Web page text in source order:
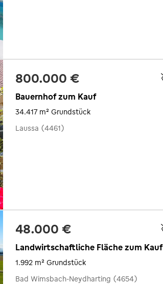
800.000 €
Bauernhof zum Kauf
34.417 m² Grundstück
Laussa (4461)
48.000 €
Landwirtschaftliche Fläche zum Kauf
1.992 m² Grundstück
Bad Wimsbach-Neydharting (4654)